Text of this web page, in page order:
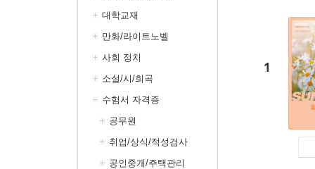
대학교재
만화/라이트노벨
사회 정치
소설/시/희곡
수험서 자격증
공무원
취업/상식/적성검사
공인중개/주택관리
1